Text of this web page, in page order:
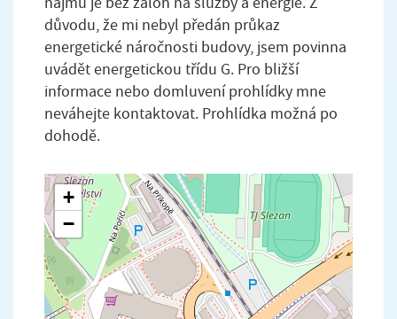
důvodu, že mi nebyl předán průkaz
energetické náročnosti budovy, jsem povinna
uvádět energetickou třídu G. Pro bližší
informace nebo domluvení prohlídky mne
neváhejte kontaktovat. Prohlídka možná po
dohodě.
+
−